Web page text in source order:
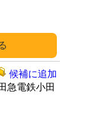
急電鉄小田
候補に追加